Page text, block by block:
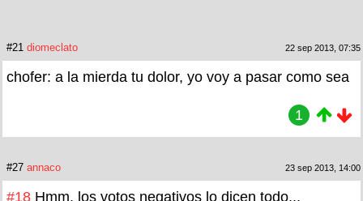
#21 diomeclato 22 sep 2013, 07:35
chofer: a la mierda tu dolor, yo voy a pasar como sea
1
#27 annaco 23 sep 2013, 14:00
#18 Hmm, los votos negativos lo dicen todo...